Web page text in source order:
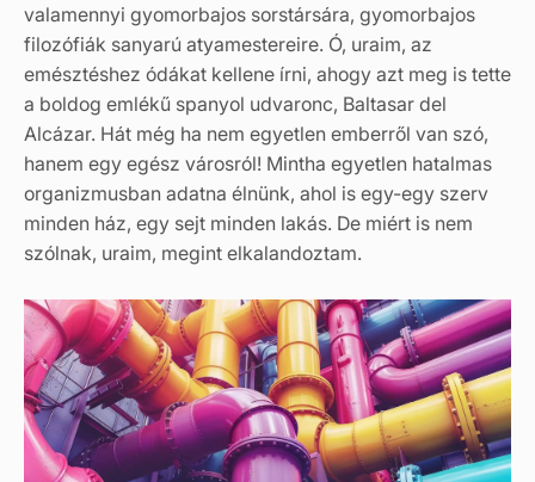
valamennyi gyomorbajos sorstársára, gyomorbajos
filozófiák sanyarú atyamestereire. Ó, uraim, az
emésztéshez ódákat kellene írni, ahogy azt meg is tette
a boldog emlékű spanyol udvaronc, Baltasar del
Alcázar. Hát még ha nem egyetlen emberről van szó,
hanem egy egész városról! Mintha egyetlen hatalmas
organizmusban adatna élnünk, ahol is egy-egy szerv
minden ház, egy sejt minden lakás. De miért is nem
szólnak, uraim, megint elkalandoztam.